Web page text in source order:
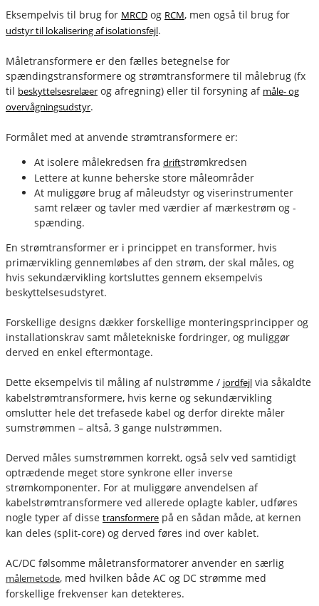
Eksempelvis til brug for MRCD og RCM, men også til brug for
udstyr til lokalisering af isolationsfejl.
Måletransformere er den fælles betegnelse for
spændingstransformere og strømtransformere til målebrug (fx
til beskyttelsesrelæer og afregning) eller til forsyning af måle- og
overvågningsudstyr.
Formålet med at anvende strømtransformere er:
At isolere målekredsen fra driftstrømkredsen
Lettere at kunne beherske store måleområder
At muliggøre brug af måleudstyr og viserinstrumenter
samt relæer og tavler med værdier af mærkestrøm og -
spænding.
En strømtransformer er i princippet en transformer, hvis
primærvikling gennemløbes af den strøm, der skal måles, og
hvis sekundærvikling kortsluttes gennem eksempelvis
beskyttelsesudstyret.
Forskellige designs dækker forskellige monteringsprincipper og
installationskrav samt måletekniske fordringer, og muliggør
derved en enkel eftermontage.
Dette eksempelvis til måling af nulstrømme / jordfejl via såkaldte
kabelstrømtransformere, hvis kerne og sekundærvikling
omslutter hele det trefasede kabel og derfor direkte måler
sumstrømmen – altså, 3 gange nulstrømmen.
Derved måles sumstrømmen korrekt, også selv ved samtidigt
optrædende meget store synkrone eller inverse
strømkomponenter. For at muliggøre anvendelsen af
kabelstrømtransformere ved allerede oplagte kabler, udføres
nogle typer af disse transformere på en sådan måde, at kernen
kan deles (split-core) og derved føres ind over kablet.
AC/DC følsomme måletransformatorer anvender en særlig
målemetode, med hvilken både AC og DC strømme med
forskellige frekvenser kan detekteres.